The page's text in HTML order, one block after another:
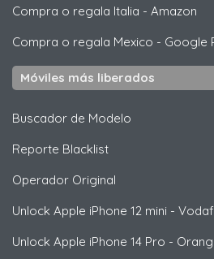
Compra o regala Italia - Amazon
Compra o regala Mexico - Google
Móviles más liberados
Buscador de Modelo
Reporte Blacklist
Operador Original
Unlock Apple iPhone 12 mini -
Unlock Apple iPhone 14 Pro -